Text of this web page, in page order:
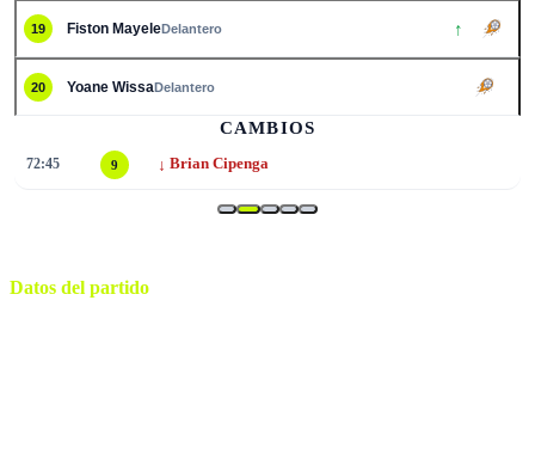
19 Fiston MayeleDelantero ↑
20 Yoane WissaDelantero
CAMBIOS
73:01 8 ↓ Samuel Moutoussamy
Datos del partido